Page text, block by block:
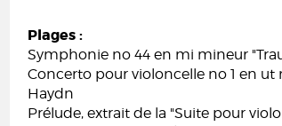
Plages :
Symphonie no 44 en mi mineur
Concerto pour violoncelle no 1 en ut
Haydn
Prélude, extrait de la "Suite pour